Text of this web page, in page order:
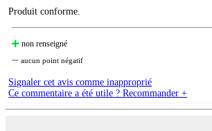
Produit conforme.
non renseigné
aucun point négatif
Signaler cet avis comme inapproprié
Ce commentaire a été utile ? Recommander +